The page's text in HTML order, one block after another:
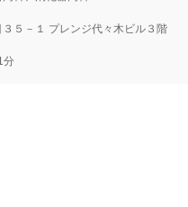
５－１ プレンジ代々木ビル３階
分